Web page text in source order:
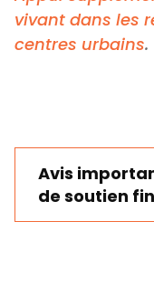
vivant dans les
centres urbains.
Avis
de soutien